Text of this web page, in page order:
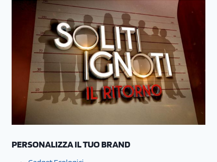
PERSONALIZZA IL TUO BRAND